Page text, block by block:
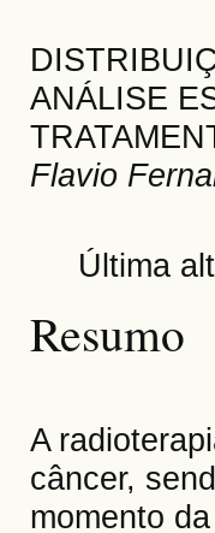
ANÁLISE
Flavio
Última
Resumo
A
câncer,
momento